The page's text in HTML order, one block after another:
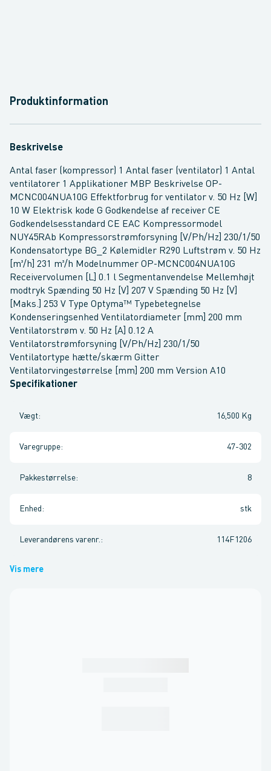
Produktinformation
Beskrivelse
Antal faser (kompressor) 1 Antal faser (ventilator) 1 Antal
ventilatorer 1 Applikationer MBP Beskrivelse OP-
MCNC004NUA10G Effektforbrug for ventilator v. 50 Hz [W]
10 W Elektrisk kode G Godkendelse af receiver CE
Godkendelsesstandard CE EAC Kompressormodel
NUY45RAb Kompressorstrømforsyning [V/Ph/Hz] 230/1/50
Kondensatortype BG_2 Kølemidler R290 Luftstrøm v. 50 Hz
[m³/h] 231 m³/h Modelnummer OP-MCNC004NUA10G
Receivervolumen [L] 0.1 l Segmentanvendelse Mellemhøjt
modtryk Spænding 50 Hz [V] 207 V Spænding 50 Hz [V]
[Maks.] 253 V Type Optyma™ Typebetegnelse
Kondenseringsenhed Ventilatordiameter [mm] 200 mm
Ventilatorstrøm v. 50 Hz [A] 0.12 A
Ventilatorstrømforsyning [V/Ph/Hz] 230/1/50
Ventilatortype hætte/skærm Gitter
Ventilatorvingestørrelse [mm] 200 mm Version A10
Specifikationer
Vægt: 16,500 Kg
Varegruppe: 47-302
Pakkestørrelse: 8
Enhed : stk
Leverandørens varenr. : 114F1206
Vis mere